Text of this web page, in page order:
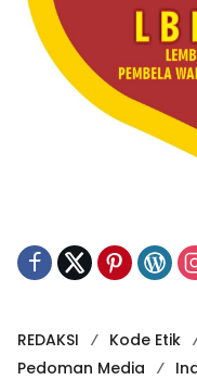
REDAKSI Kode Etik
Pedoman Media